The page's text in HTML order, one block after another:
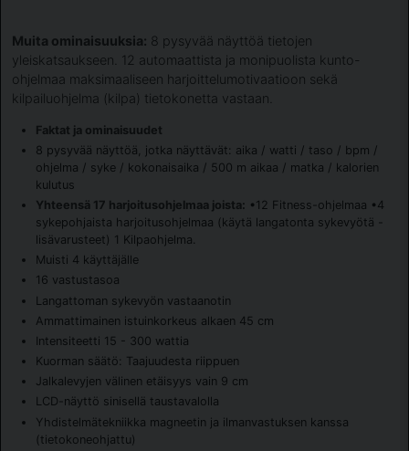
Muita ominaisuuksia: 8 pysyvää näyttöä tietojen
yleiskatsaukseen. 12 automaattista ja monipuolista kunto-
ohjelmaa maksimaaliseen harjoittelumotivaatioon sekä
kilpailuohjelma (kilpa) tietokonetta vastaan.
Faktat ja ominaisuudet
8 pysyvää näyttöä, jotka näyttävät: aika / watti / taso / bpm /
ohjelma / syke / kokonaisaika / 500 m aikaa / matka / kalorien
kulutus
Yhteensä 17 harjoitusohjelmaa joista: •12 Fitness-ohjelmaa •4
sykepohjaista harjoitusohjelmaa (käytä langatonta sykevyötä -
lisävarusteet) 1 Kilpaohjelma.
Muisti 4 käyttäjälle
16 vastustasoa
Langattoman sykevyön vastaanotin
Ammattimainen istuinkorkeus alkaen 45 cm
Intensiteetti 15 - 300 wattia
Kuorman säätö: Taajuudesta riippuen
Jalkalevyjen välinen etäisyys vain 9 cm
LCD-näyttö sinisellä taustavalolla
Yhdistelmätekniikka magneetin ja ilmanvastuksen kanssa
(tietokoneohjattu)